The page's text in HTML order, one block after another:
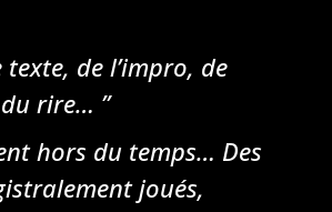
texte, de l’impro, de
rire… ”
hors du temps… Des
joués,